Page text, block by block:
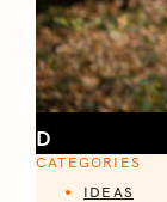
D
CATEGORIES
IDEAS